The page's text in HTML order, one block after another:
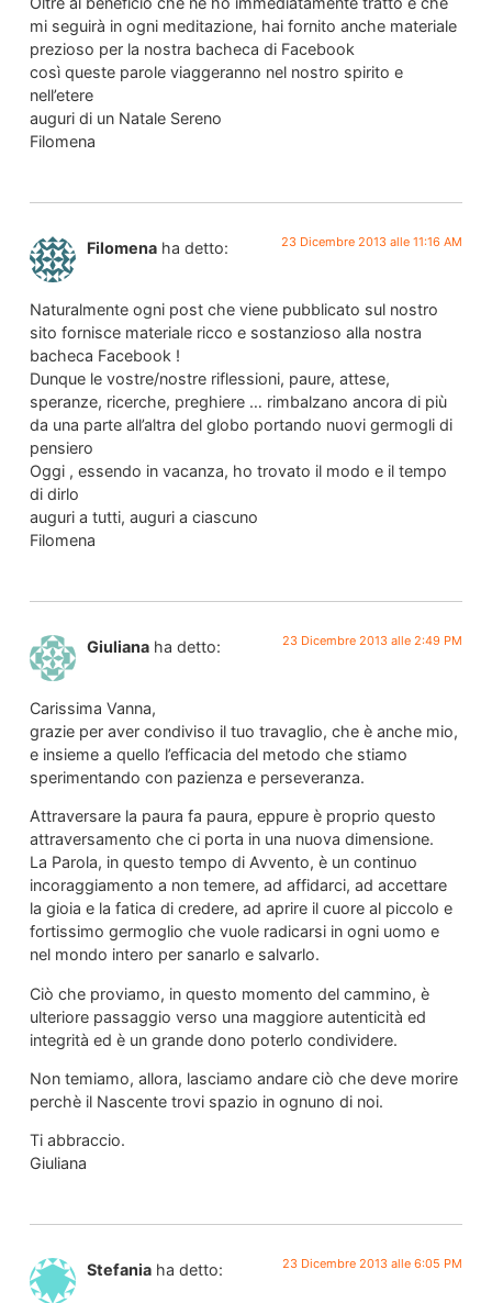
mi seguirà in ogni meditazione, hai fornito anche materiale
prezioso per la nostra bacheca di Facebook
così queste parole viaggeranno nel nostro spirito e
nell’etere
auguri di un Natale Sereno
Filomena
Filomena ha detto: 23 Dicembre 2013 alle 11:16 AM
Naturalmente ogni post che viene pubblicato sul nostro
sito fornisce materiale ricco e sostanzioso alla nostra
bacheca Facebook !
Dunque le vostre/nostre riflessioni, paure, attese,
speranze, ricerche, preghiere … rimbalzano ancora di più
da una parte all’altra del globo portando nuovi germogli di
pensiero
Oggi , essendo in vacanza, ho trovato il modo e il tempo
di dirlo
auguri a tutti, auguri a ciascuno
Filomena
Giuliana ha detto: 23 Dicembre 2013 alle 2:49 PM
Carissima Vanna,
grazie per aver condiviso il tuo travaglio, che è anche mio,
e insieme a quello l’efficacia del metodo che stiamo
sperimentando con pazienza e perseveranza.
Attraversare la paura fa paura, eppure è proprio questo
attraversamento che ci porta in una nuova dimensione.
La Parola, in questo tempo di Avvento, è un continuo
incoraggiamento a non temere, ad affidarci, ad accettare
la gioia e la fatica di credere, ad aprire il cuore al piccolo e
fortissimo germoglio che vuole radicarsi in ogni uomo e
nel mondo intero per sanarlo e salvarlo.
Ciò che proviamo, in questo momento del cammino, è
ulteriore passaggio verso una maggiore autenticità ed
integrità ed è un grande dono poterlo condividere.
Non temiamo, allora, lasciamo andare ciò che deve morire
perchè il Nascente trovi spazio in ognuno di noi.
Ti abbraccio.
Giuliana
Stefania ha detto: 23 Dicembre 2013 alle 6:05 PM